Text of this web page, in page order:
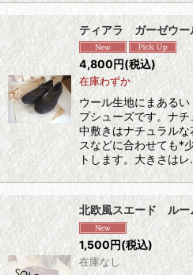
ティアラ ガーゼウー
4,800 円(税込)
在庫わずか
ウール生地にまある
プシューズです。ナ
中敷きはナチュラル
スなどに合わせても*
トします。大きさは
北欧風スエード ル
1,500円(税込)
在庫なし